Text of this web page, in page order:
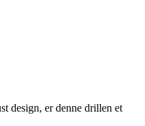
design, er denne drillen et